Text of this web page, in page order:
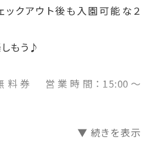
クアウト後も入園可能な２
もう♪
料券 営業時間：15:00～
容や突発的な機械トラブル等に
▼ 続きを表示